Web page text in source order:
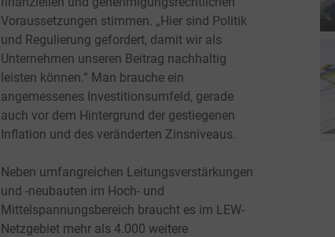
Voraussetzungen stimmen. „Hier sind Politik
und Regulierung gefordert, damit wir als
Unternehmen unseren Beitrag nachhaltig
leisten können.“ Man brauche ein
angemessenes Investitionsumfeld, gerade
auch vor dem Hintergrund der gestiegenen
Inflation und des veränderten Zinsniveaus.
Neben umfangreichen Leitungsverstärkungen
und -neubauten im Hoch- und
Mittelspannungsbereich braucht es im LEW-
Netzgebiet mehr als 4.000 weitere